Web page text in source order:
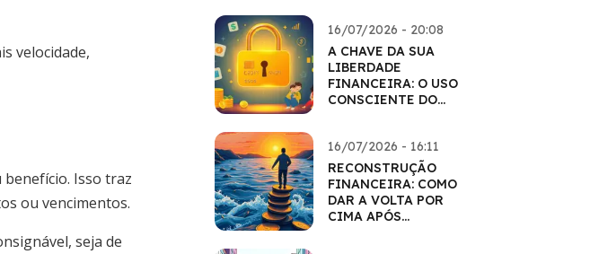
velocidade,
Isso traz
ou vencimentos.
seja de
16/07/2026 - 20:08
A CHAVE DA SUA
LIBERDADE
FINANCEIRA: O USO
CONSCIENTE DO
16/07/2026 - 16:11
RECONSTRUÇÃO
FINANCEIRA: COMO
DAR A VOLTA POR
CIMA APÓS